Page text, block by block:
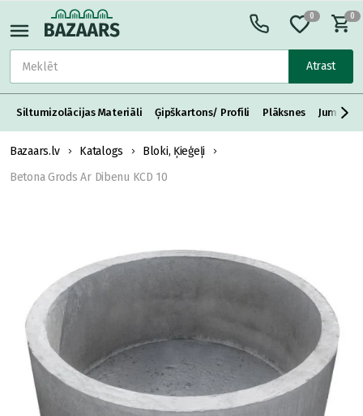
Atrast
0 0
Siltumizolācijas Materiāli Ģipškartons/ Profili Plāksnes Jumta
Bazaars.lv Katalogs
Bloki, Ķieģeļi
Betona Grods Ar Dibenu KCD 10